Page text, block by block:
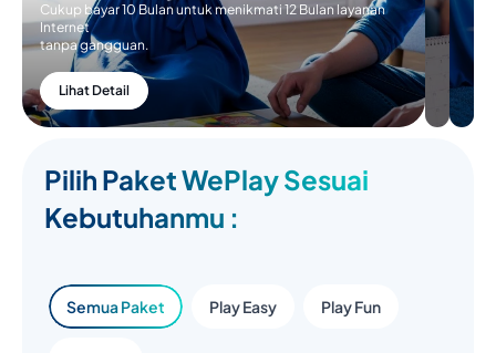
Cukup bayar 10 Bulan untuk menikmati 12 Bulan layanan
Internet
tanpa gangguan.
Lihat Detail
Pilih Paket WePlay Sesuai
Kebutuhanmu :
Semua Paket Play Easy Play Fun